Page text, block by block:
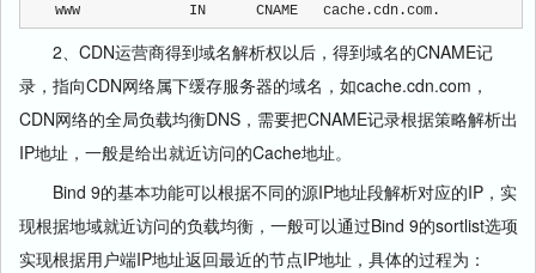
www             IN      CNAME   cache.cdn.com.
2、CDN运营商得到域名解析权以后，得到域名的CNAME记
录，指向CDN网络属下缓存服务器的域名，如cache.cdn.com，
CDN网络的全局负载均衡DNS，需要把CNAME记录根据策略解析出
IP地址，一般是给出就近访问的Cache地址。
Bind 9的基本功能可以根据不同的源IP地址段解析对应的IP，实
现根据地域就近访问的负载均衡，一般可以通过Bind 9的sortlist选项
实现根据用户端IP地址返回最近的节点IP地址，具体的过程为：